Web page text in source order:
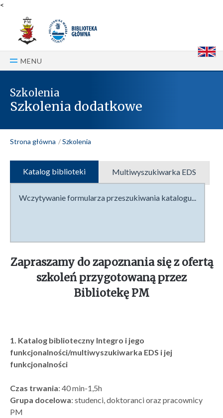
<
MENU
Szkolenia
Szkolenia dodatkowe
Strona główna Szkolenia
Katalog biblioteki
Wczytywanie formularza przeszukiwania katalogu...
Multiwyszukiwarka EDS
Zapraszamy do zapoznania się z ofertą
szkoleń przygotowaną przez
Bibliotekę PM
1. Katalog biblioteczny Integro i jego
funkcjonalności/multiwyszukiwarka EDS i jej
funkcjonalności
Czas trwania: 40 min-1,5h
Grupa docelowa: studenci, doktoranci oraz pracownicy
PM